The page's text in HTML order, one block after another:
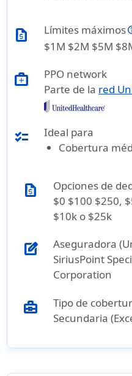
request_quote
Límites máximos
$1M $2M $5M
medical_services
PPO network
Parte de la red
checklist
Ideal para
Cobertura
request_quote
Opciones de
$0 $100 $250,
$10k o $25k
edit_square
Aseguradora
SiriusPoint
Corporation
business_center
Tipo de
Secundaria